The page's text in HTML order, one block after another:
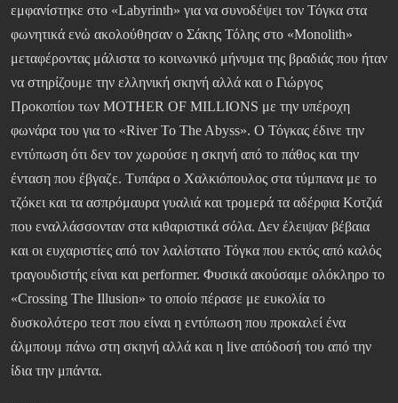
εμφανίστηκε στο «Labyrinth» για να συνοδέψει τον Τόγκα στα
φωνητικά ενώ ακολούθησαν ο Σάκης Τόλης στο «Monolith»
μεταφέροντας μάλιστα το κοινωνικό μήνυμα της βραδιάς που ήταν
να στηρίζουμε την ελληνική σκηνή αλλά και ο Γιώργος
Προκοπίου των MOTHER OF MILLIONS με την υπέροχη
φωνάρα του για το «River To The Abyss». Ο Τόγκας έδινε την
εντύπωση ότι δεν τον χωρούσε η σκηνή από το πάθος και την
ένταση που έβγαζε. Τυπάρα ο Χαλκιόπουλος στα τύμπανα με το
τζόκει και τα ασπρόμαυρα γυαλιά και τρομερά τα αδέρφια Κοτζιά
που εναλλάσσονταν στα κιθαριστικά σόλα. Δεν έλειψαν βέβαια
και οι ευχαριστίες από τον λαλίστατο Τόγκα που εκτός από καλός
τραγουδιστής είναι και performer. Φυσικά ακούσαμε ολόκληρο το
«Crossing The Illusion» το οποίο πέρασε με ευκολία το
δυσκολότερο τεστ που είναι η εντύπωση που προκαλεί ένα
άλμπουμ πάνω στη σκηνή αλλά και η live απόδοσή του από την
ίδια την μπάντα.